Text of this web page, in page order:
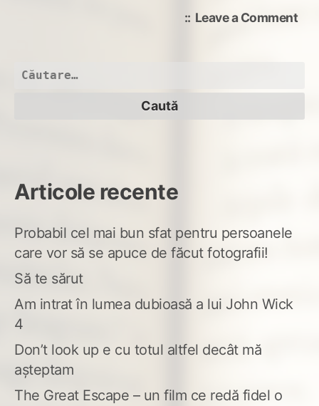
Leave a Commenton
Caută
Articole recente
Probabil cel mai bun sfat pentru persoanele
care vor să se apuce de făcut fotografii!
Să te sărut
Am intrat în lumea dubioasă a lui John Wick
4
Don’t look up e cu totul altfel decât mă
așteptam
The Great Escape – un film ce redă fidel o